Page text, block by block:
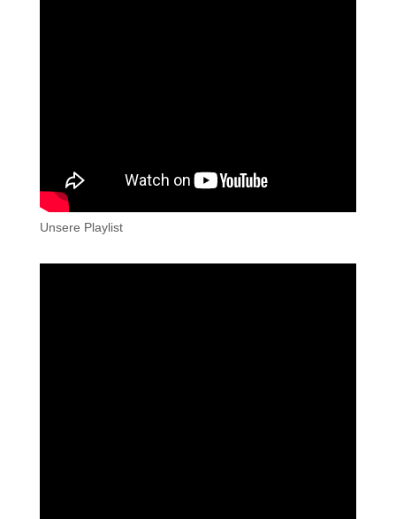
Unsere Playlist